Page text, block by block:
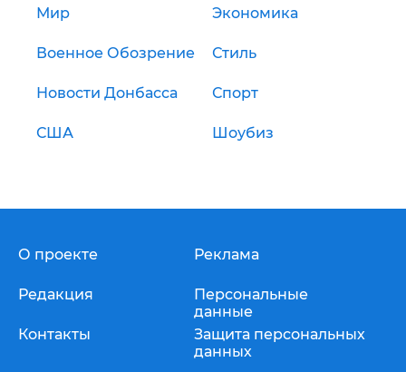
Мир Экономика
Военное Обозрение Стиль
Новости Донбасса Спорт
США Шоубиз
О проекте
Редакция
Контакты
Реклама
Персональные
данные
Защита персональных
данных